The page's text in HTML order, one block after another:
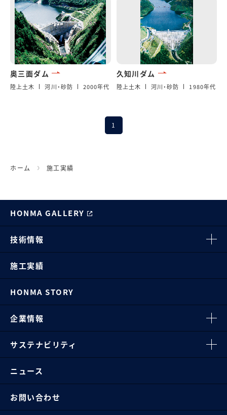
奥三面ダム
陸上土木 河川・砂防 2000年代
久知川ダム
陸上土木 河川・砂防 1980年代
1
ホーム 施工実績
HONMA GALLERY
技術情報
施工実績
HONMA STORY
企業情報
サステナビリティ
ニュース
お問い合わせ